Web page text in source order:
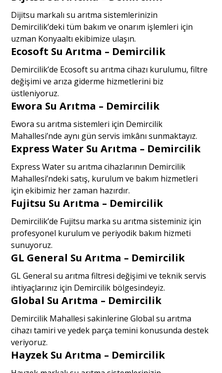
Dijitsu markalı su arıtma sistemlerinizin
Demircilik’deki tüm bakım ve onarım işlemleri için
uzman Konyaaltı ekibimize ulaşın.
Ecosoft Su Arıtma – Demircilik
Demircilik’de Ecosoft su arıtma cihazı kurulumu, filtre
değişimi ve arıza giderme hizmetlerini biz
üstleniyoruz.
Ewora Su Arıtma – Demircilik
Ewora su arıtma sistemleri için Demircilik
Mahallesi’nde aynı gün servis imkânı sunmaktayız.
Express Water Su Arıtma – Demircilik
Express Water su arıtma cihazlarının Demircilik
Mahallesi’ndeki satış, kurulum ve bakım hizmetleri
için ekibimiz her zaman hazırdır.
Fujitsu Su Arıtma – Demircilik
Demircilik’de Fujitsu marka su arıtma sisteminiz için
profesyonel kurulum ve periyodik bakım hizmeti
sunuyoruz.
GL General Su Arıtma – Demircilik
GL General su arıtma filtresi değişimi ve teknik servis
ihtiyaçlarınız için Demircilik bölgesindeyiz.
Global Su Arıtma – Demircilik
Demircilik Mahallesi sakinlerine Global su arıtma
cihazı tamiri ve yedek parça temini konusunda destek
veriyoruz.
Hayzek Su Arıtma – Demircilik